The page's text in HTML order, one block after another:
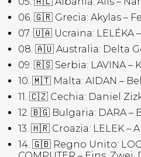
06. 🇬🇷 Grecia: Akylas –
07. 🇺🇦 Ucraina: LELÉKA
08. 🇦🇺 Australia: Delta
09. 🇷🇸 Serbia: LAVINA –
10. 🇲🇹 Malta: AIDAN –
11. 🇨🇿 Cechia: Daniel
12. 🇧🇬 Bulgaria: DARA –
13. 🇭🇷 Croazia: LELEK –
14. 🇬🇧 Regno Unito: